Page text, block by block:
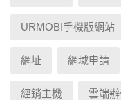
URMOBI手機版網站
網址 網域申請
經銷主機 雲端